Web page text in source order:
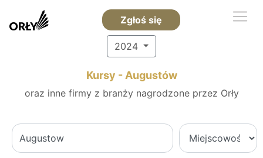
Zgłoś się
2024
Kursy - Augustów
oraz inne firmy z branży nagrodzone przez Orły